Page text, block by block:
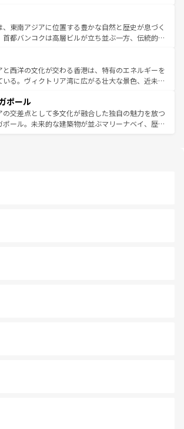
に包まれながら、韓国の多彩な魅力を心ゆくまで味
わってみてほしい。 なお、新着の韓国情報はコンテンツ一
照してほしい。
発展と共に伝統が息づく。ハノイの古い町並みやホ
ン市のフランス統治時代の建物も、独特の雰囲気を
している。また、バラエティの豊かさとおいしさで
フォーやバインミー、ベトナムコーヒーなどは、ぜ
で味わいたい。どの地域を訪れてもあたたかい人々
者を迎えてくれるので、きっと忘れられない旅にな
ほしい。
、東南アジアに位置する豊かな自然と歴史が息づく
首都バンコクは高層ビルが立ち並ぶ一方、伝統的な
が交差している。北部ではチェンマイなどの山岳地
然と触れ合い、南部ではプーケットやクラビの美し
チでリゾート気分を楽しむことができる。タイ料理
。気候は一年中温暖で、どの季節にも異なる楽しみ
ている。親しみやすいタイの人々、仏教を中心とし
、そして多様な観光資源が、訪れる旅人を魅了し続
と西洋の文化が交わる香港は、特有のエネルギーを
いる。ヴィクトリア湾に広がる壮大な景色、近未来
こを訪れても感動するはず。観光スポットが密集し
、効率よく見どころを回れるのも魅力。息をのむよ
景から文化的な体験まで、香港を存分に楽しみ尽く
ポール
の交差点として多文化が融合した独自の魅力を放つ
ポール。未来的な建築物が並ぶマリーナベイ、歴史
ーカーズは地元の風情を楽しめる外せないスポット